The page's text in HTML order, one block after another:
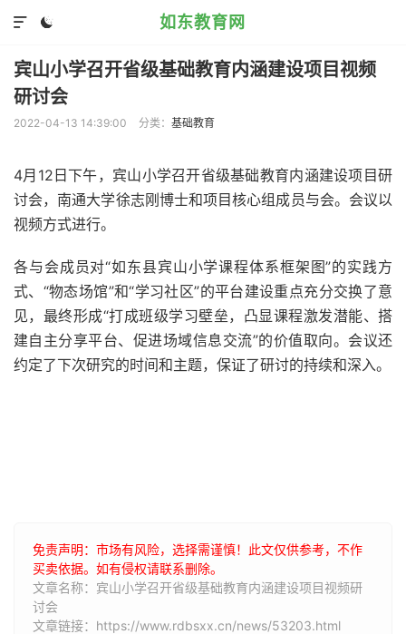
如东教育网


宾山小学召开省级基础教育内涵建设项目视频
研讨会
2022-04-13 14:39:00 分类： 基础教育
4月12日下午，宾山小学召开省级基础教育内涵建设项目研
讨会，南通大学徐志刚博士和项目核心组成员与会。会议以
视频方式进行。
各与会成员对“如东县宾山小学课程体系框架图”的实践方
式、“物态场馆”和“学习社区”的平台建设重点充分交换了意
见，最终形成“打成班级学习壁垒，凸显课程激发潜能、搭
建自主分享平台、促进场域信息交流”的价值取向。会议还
约定了下次研究的时间和主题，保证了研讨的持续和深入。
免责声明：市场有风险，选择需谨慎！此文仅供参考，不作
买卖依据。如有侵权请联系删除。
文章名称：宾山小学召开省级基础教育内涵建设项目视频研
讨会
文章链接：https://www.rdbsxx.cn/news/53203.html